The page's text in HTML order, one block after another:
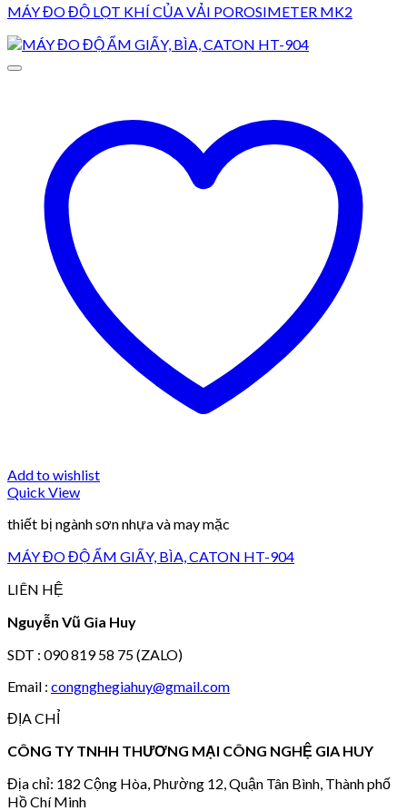
MÁY ĐO ĐỘ LỌT KHÍ CỦA VẢI POROSIMETER MK2
Add to wishlist
Quick View
thiết bị ngành sơn nhựa và may mặc
MÁY ĐO ĐỘ ẨM GIẤY, BÌA, CATON HT-904
LIÊN HỆ
Nguyễn Vũ Gia Huy
SDT : 090 819 58 75 (ZALO)
Email : congnghegiahuy@gmail.com
ĐỊA CHỈ
CÔNG TY TNHH THƯƠNG MẠI CÔNG NGHỆ GIA HUY
Địa chỉ: 182 Cộng Hòa, Phường 12, Quận Tân Bình, Thành phố
Hồ Chí Minh